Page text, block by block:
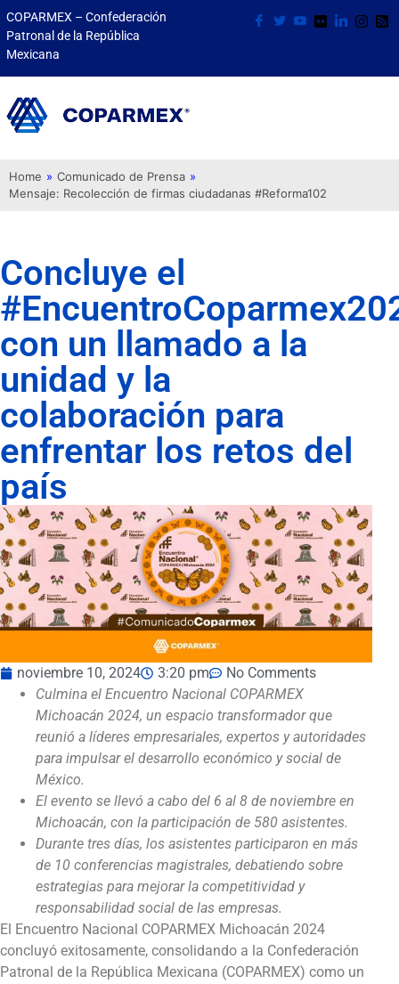
COPARMEX – Confederación
Patronal de la República
Mexicana
Home » Comunicado de Prensa »
Mensaje: Recolección de firmas ciudadanas #Reforma102
Concluye el
con un llamado a la
unidad y la
colaboración para
enfrentar los retos del
país
noviembre 10, 2024 3:20 pm
No Comments
Culmina el Encuentro Nacional COPARMEX
Michoacán 2024, un espacio transformador que
reunió a líderes empresariales, expertos y autoridades
para impulsar el desarrollo económico y social de
México.
El evento se llevó a cabo del 6 al 8 de noviembre en
Michoacán, con la participación de 580 asistentes.
Durante tres días, los asistentes participaron en más
de 10 conferencias magistrales, debatiendo sobre
estrategias para mejorar la competitividad y
responsabilidad social de las empresas.
El Encuentro Nacional COPARMEX Michoacán 2024
concluyó exitosamente, consolidando a la Confederación
Patronal de la República Mexicana (COPARMEX) como un